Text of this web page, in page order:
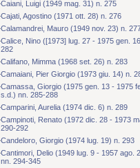
Caiani, Luigi (1949 mag. 31) n. 275
Cajati, Agostino (1971 ott. 28) n. 276
Calamandrei, Mauro (1949 nov. 23) n.
Calice, Nino ([1973] lug. 27 - 1975 gen.
282
Califano, Mimma (1968 set. 26) n. 283
Camaiani, Pier Giorgio (1973 giu. 14) n.
Camassa, Giorgio (1975 gen. 13 - 1975
s.d.) nn. 285-288
Camparini, Aurelia (1974 dic. 6) n. 289
Campinoti, Renato (1972 dic. 28 - 1973
290-292
Candeloro, Giorgio (1974 lug. 19) n. 293
Cantimori, Delio (1949 lug. 9 - 1957 ago.
nn. 294-345